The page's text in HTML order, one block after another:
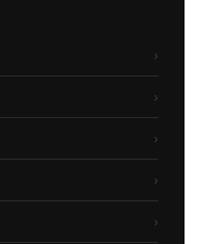
›
›
›
›
›